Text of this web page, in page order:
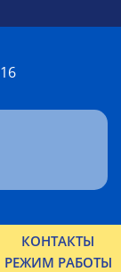
КОНТАКТЫ
РЕЖИМ РАБОТЫ